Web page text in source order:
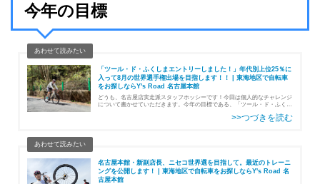
今年の目標
「ツール・ド・ふくしまエントリーしました！」年代別上位25％に
入って8月の世界選手権出場を目指します！！ | 東海地区で自転車
をお探しならY's Road 名古屋本館
どうも、名古屋店実走派スタッフホッシーです！今回は個人的なチャレンジ
について書かせていただきます。今年の目標である、「ツール・ド・ふくし
名古屋本館・新副店長、ニセコ世界選を目指して。最近のトレーニ
ングを公開します！ | 東海地区で自転車をお探しならY's Road 名
古屋本館